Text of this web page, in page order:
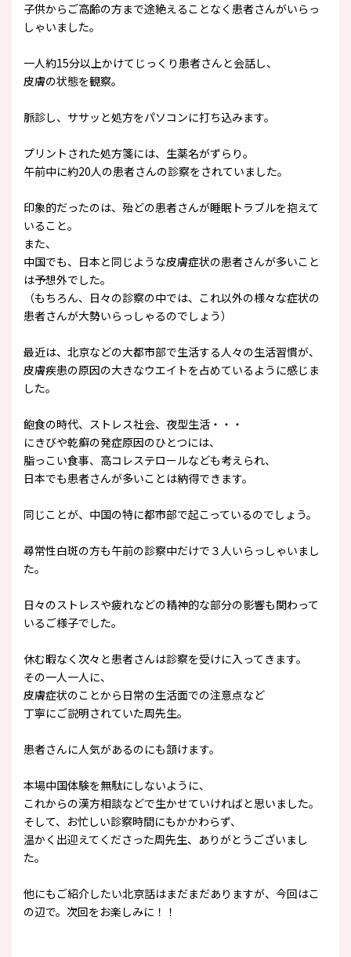
子供からご高齢の方まで途絶えることなく患者さんがいらっ
しゃいました。
一人約15分以上かけてじっくり患者さんと会話し、
皮膚の状態を観察。
脈診し、ササッと処方をパソコンに打ち込みます。
プリントされた処方箋には、生薬名がずらり。
午前中に約20人の患者さんの診察をされていました。
印象的だったのは、殆どの患者さんが睡眠トラブルを抱えて
いること。
また、
中国でも、日本と同じような皮膚症状の患者さんが多いこと
は予想外でした。
（もちろん、日々の診察の中では、これ以外の様々な症状の
患者さんが大勢いらっしゃるのでしょう）
最近は、北京などの大都市部で生活する人々の生活習慣が、
皮膚疾患の原因の大きなウエイトを占めているように感じま
した。
飽食の時代、ストレス社会、夜型生活・・・
にきびや乾癬の発症原因のひとつには、
脂っこい食事、高コレステロールなども考えられ、
日本でも患者さんが多いことは納得できます。
同じことが、中国の特に都市部で起こっているのでしょう。
尋常性白斑の方も午前の診察中だけで３人いらっしゃいまし
た。
日々のストレスや疲れなどの精神的な部分の影響も関わって
いるご様子でした。
休む暇なく次々と患者さんは診察を受けに入ってきます。
その一人一人に、
皮膚症状のことから日常の生活面での注意点など
丁寧にご説明されていた周先生。
患者さんに人気があるのにも頷けます。
本場中国体験を無駄にしないように、
これからの漢方相談などで生かせていければと思いました。
そして、お忙しい診察時間にもかかわらず、
温かく出迎えてくださった周先生、ありがとうございまし
た。
他にもご紹介したい北京話はまだまだありますが、今回はこ
の辺で。次回をお楽しみに！！